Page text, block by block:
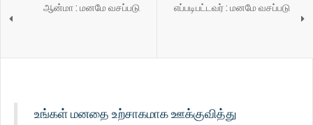
ஆன்மா : மனமே வசப்படு எப்படிபட்டவர் : மனமே வசப்படு
உங்கள் மனதை உற்சாகமாக ஊக்குவித்து